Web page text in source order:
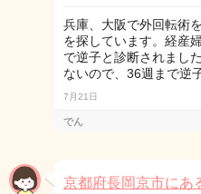
兵庫、大阪で外回転術
を探しています。経産
で逆子と診断されまし
ないので、36週まで逆
7月21日
でん
京都府長岡京市にあ